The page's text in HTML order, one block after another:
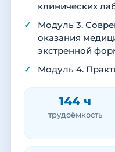
клинических
Модуль 3.
оказания
экстренной
Модуль 4.
144 ч
трудоёмкость